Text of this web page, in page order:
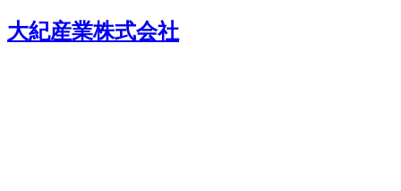
大紀産業株式会社